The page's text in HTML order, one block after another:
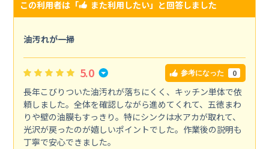
この利用者は「 また利用したい」と回答しました
油汚れが一掃
5.0 参考になった 0
長年こびりついた油汚れが落ちにくく、キッチン単体で依
頼しました。全体を確認しながら進めてくれて、五徳まわ
りや壁の油膜もすっきり。特にシンクは水アカが取れて、
光沢が戻ったのが嬉しいポイントでした。作業後の説明も
丁寧で安心できました。